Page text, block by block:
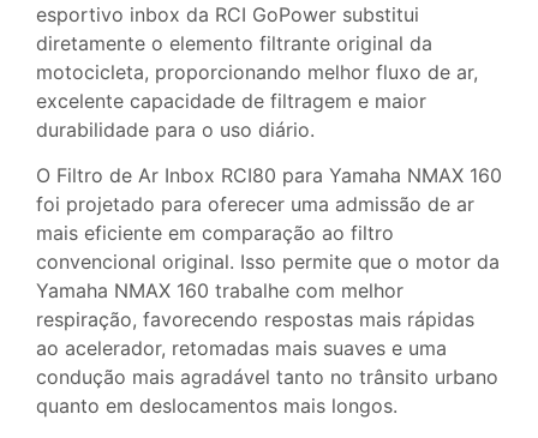
esportivo inbox da RCI GoPower substitui
diretamente o elemento filtrante original da
motocicleta, proporcionando melhor fluxo de ar,
excelente capacidade de filtragem e maior
durabilidade para o uso diário.
O Filtro de Ar Inbox RCI80 para Yamaha NMAX 160
foi projetado para oferecer uma admissão de ar
mais eficiente em comparação ao filtro
convencional original. Isso permite que o motor da
Yamaha NMAX 160 trabalhe com melhor
respiração, favorecendo respostas mais rápidas
ao acelerador, retomadas mais suaves e uma
condução mais agradável tanto no trânsito urbano
quanto em deslocamentos mais longos.